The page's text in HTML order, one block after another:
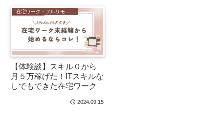
【体験談】スキル０から
月５万稼げた！ITスキルな
しでもできた在宅ワーク
2024.09.15